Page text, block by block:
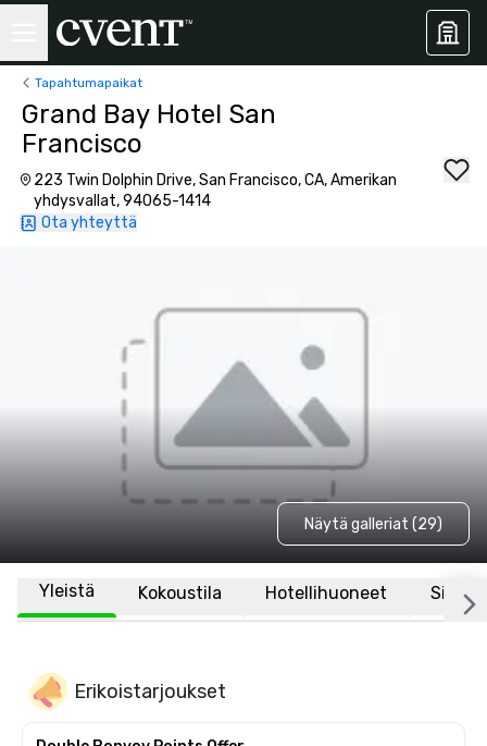
Tapahtumapaikat
Grand Bay Hotel San
Francisco
223 Twin Dolphin Drive, San Francisco, CA, Amerikan
yhdysvallat, 94065-1414
Ota yhteyttä
Näytä galleriat (29)
Yleistä Kokoustila Hotellihuoneet Sijainti
Erikoistarjoukset